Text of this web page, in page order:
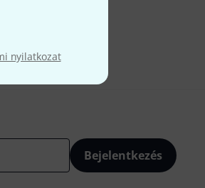
nyilatkozat
Bejelentkezés